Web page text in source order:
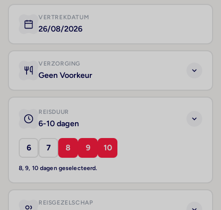
VERTREKDATUM
26/08/2026
VERZORGING
Geen Voorkeur
REISDUUR
6-10 dagen
6 7 8 9 10
8, 9, 10 dagen geselecteerd.
REISGEZELSCHAP